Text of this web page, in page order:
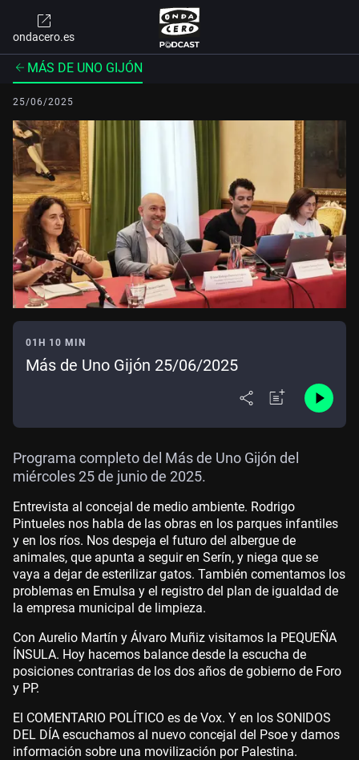
ondacero.es
MÁS DE UNO GIJÓN
25/06/2025
01H 10 MIN
Más de Uno Gijón 25/06/2025
Programa completo del Más de Uno Gijón del
miércoles 25 de junio de 2025.
Entrevista al concejal de medio ambiente. Rodrigo
Pintueles nos habla de las obras en los parques infantiles
y en los ríos. Nos despeja el futuro del albergue de
animales, que apunta a seguir en Serín, y niega que se
vaya a dejar de esterilizar gatos. También comentamos los
problemas en Emulsa y el registro del plan de igualdad de
la empresa municipal de limpieza.
Con Aurelio Martín y Álvaro Muñiz visitamos la PEQUEÑA
ÍNSULA. Hoy hacemos balance desde la escucha de
posiciones contrarias de los dos años de gobierno de Foro
y PP.
El COMENTARIO POLÍTICO es de Vox. Y en los SONIDOS
DEL DÍA escuchamos al nuevo concejal del Psoe y damos
información sobre una movilización por Palestina.